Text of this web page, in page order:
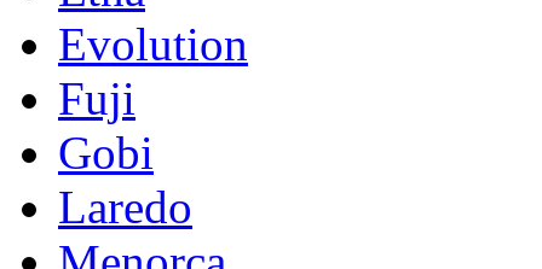
Evolution
Fuji
Gobi
Laredo